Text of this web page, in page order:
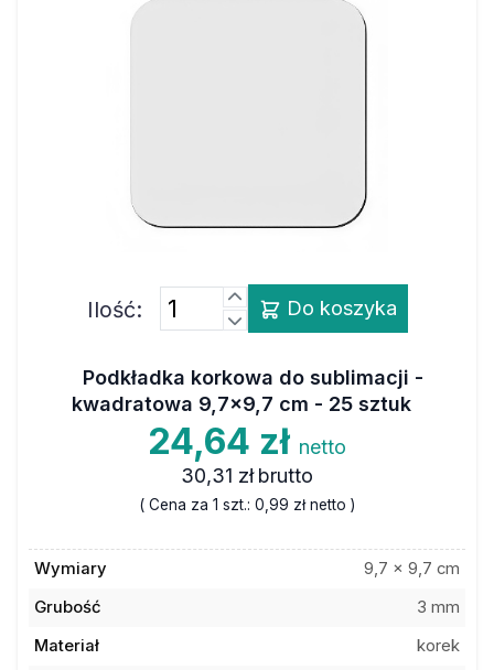
Ilość: Do koszyka
Podkładka korkowa do sublimacji -
kwadratowa 9,7x9,7 cm - 25 sztuk
24,64 zł netto
30,31 zł brutto
( Cena za 1 szt.: 0,99 złnetto )
Wymiary
9,7 x 9,7 cm
Grubość
3 mm
Materiał
korek